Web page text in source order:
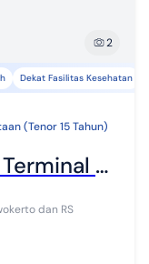
2
Dekat Fasilitas Kesehatan
(Tenor 15 Tahun)
Rumah Nyaman Dekat Terminal Bulupitu Purwokerto dan Rs Margono Purwokerto
dan RS